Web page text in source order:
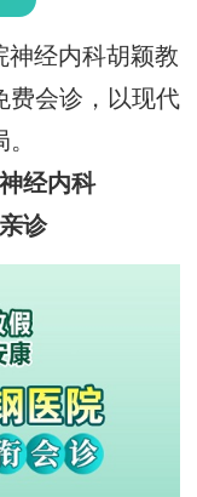
神经内科胡颖教
费会诊，以现代
经内科
诊